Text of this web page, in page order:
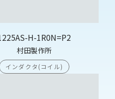
H-1R0N=P2
村田製作所
インダクタ(コイル)